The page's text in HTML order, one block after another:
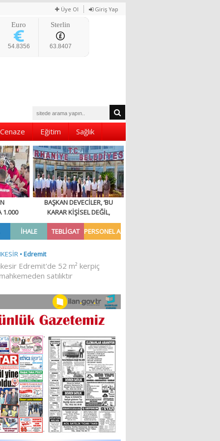
Üye Ol Giriş Yap
Euro
54.8356
Sterlin
63.8407
Cenaze Eğitim Sağlık
1.000
BAŞKAN DEVECİLER, ‘BU
KARAR KİŞİSEL DEĞİL,
İLKESEL BİR DURUŞTUR’
Sibel Atam
“18 Mart Çanakkale